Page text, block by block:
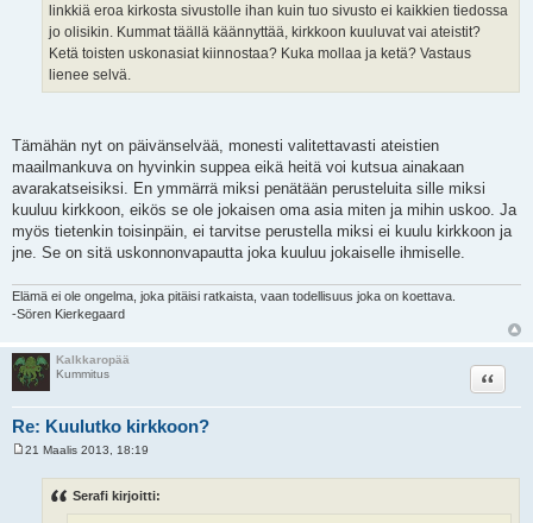
linkkiä eroa kirkosta sivustolle ihan kuin tuo sivusto ei kaikkien tiedossa
jo olisikin. Kummat täällä käännyttää, kirkkoon kuuluvat vai ateistit?
Ketä toisten uskonasiat kiinnostaa? Kuka mollaa ja ketä? Vastaus
lienee selvä.
Tämähän nyt on päivänselvää, monesti valitettavasti ateistien
maailmankuva on hyvinkin suppea eikä heitä voi kutsua ainakaan
avarakatseisiksi. En ymmärrä miksi penätään perusteluita sille miksi
kuuluu kirkkoon, eikös se ole jokaisen oma asia miten ja mihin uskoo. Ja
myös tietenkin toisinpäin, ei tarvitse perustella miksi ei kuulu kirkkoon ja
jne. Se on sitä uskonnonvapautta joka kuuluu jokaiselle ihmiselle.
Elämä ei ole ongelma, joka pitäisi ratkaista, vaan todellisuus joka on koettava.
-Sören Kierkegaard
Kalkkaropää
Kummitus
Re: Kuulutko kirkkoon?
Lainaa
21 Maalis 2013, 18:19
Serafi kirjoitti: